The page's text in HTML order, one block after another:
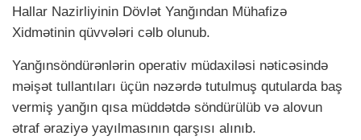
Hallar Nazirliyinin Dövlət Yanğından Mühafizə
Xidmətinin qüvvələri cəlb olunub.
Yanğınsöndürənlərin operativ müdaxiləsi nəticəsində
məişət tullantıları üçün nəzərdə tutulmuş qutularda baş
vermiş yanğın qısa müddətdə söndürülüb və alovun
ətraf əraziyə yayılmasının qarşısı alınıb.